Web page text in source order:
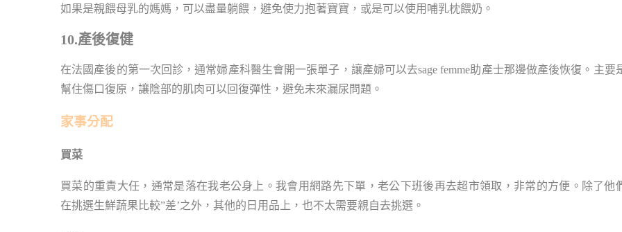
如果是親餵母乳的媽媽，可以盡量躺餵，避免使力抱著寶寶，或是可以使用哺乳枕餵奶。
10.產後復健
在法國產後的第一次回診，通常婦產科醫生會開一張單子，讓產婦可以去sage femme助產士那邊做產後恢復。主要
幫住傷口復原，讓陰部的肌肉可以回復彈性，避免未來漏尿問題。
家事分配
買菜
買菜的重責大任，通常是落在我老公身上。我會用網路先下單，老公下班後再去超市領取，非常的方便。除了他
在挑選生鮮蔬果比較”差’之外，其他的日用品上，也不太需要親自去挑選。